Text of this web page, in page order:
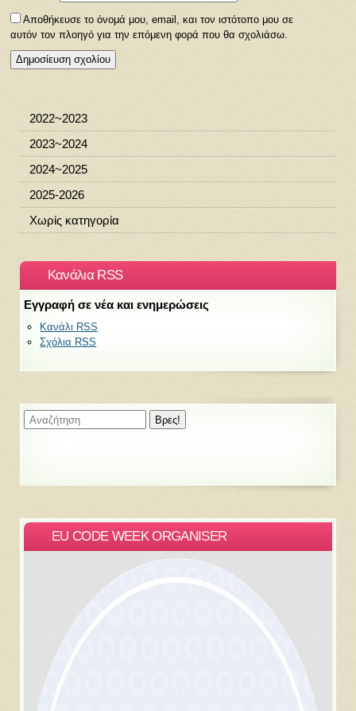
Αποθήκευσε το όνομά μου, email, και τον ιστότοπο μου σε
αυτόν τον πλοηγό για την επόμενη φορά που θα σχολιάσω.
2022~2023
2023~2024
2024~2025
2025-2026
Χωρίς κατηγορία
Κανάλια RSS
Εγγραφή σε νέα και ενημερώσεις
Κανάλι RSS
Σχόλια RSS
EU CODE WEEK ORGANISER